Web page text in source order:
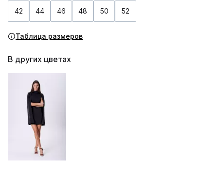
42 44 46 48 50 52
Таблица размеров
В других цветах